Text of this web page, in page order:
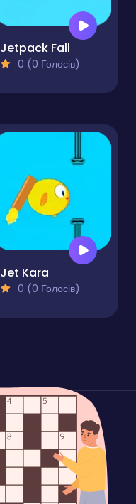
Jetpack Fall
0 (0 Голосів)
Jet Kara
0 (0 Голосів)